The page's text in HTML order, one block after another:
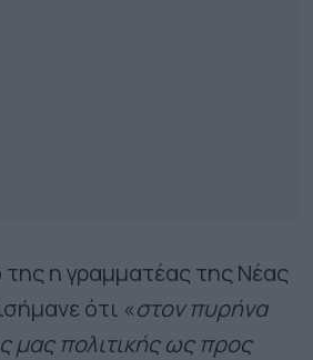
της η γραμματέας της Νέας
ότι «στον πυρήνα
μας πολιτικής ως προς